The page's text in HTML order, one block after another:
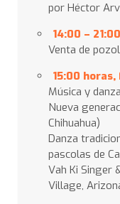
por Héctor
14:00 –
Venta de
15:00
Música y
Nueva
Chihuahua)
Danza
pascolas de
Vah Ki Singer
Village,